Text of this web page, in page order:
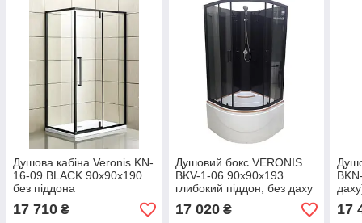
Душова кабіна Veronis KN-
16-09 BLACK 90х90х190
без піддона
17 710 ₴
Душовий бокс VERONIS
BKV-1-06 90х90х193
глибокий піддон, без даху
17 020₴ 17